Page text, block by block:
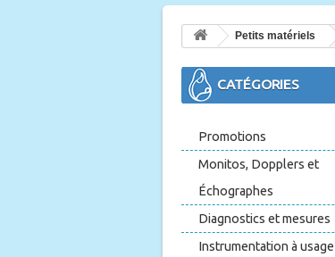
Petits matériels
CATÉGORIES
Promotions
Monitos, Dopplers et
Échographes
Diagnostics et mesures
Instrumentation à usage